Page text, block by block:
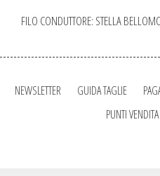
FILO CONDUTTORE: STELLA
NEWSLETTER GUIDA TAGLIE
PUNTI VENDITA